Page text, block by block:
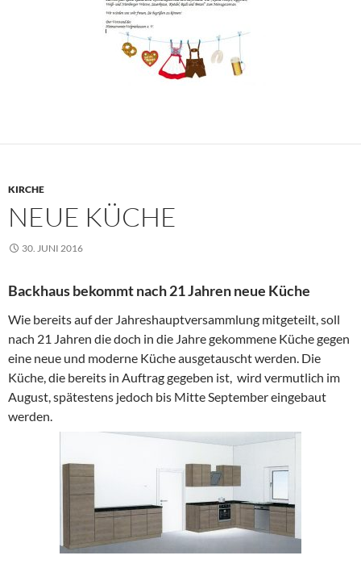
KIRCHE
NEUE KÜCHE
30. JUNI 2016
Backhaus bekommt nach 21 Jahren neue Küche
Wie bereits auf der Jahreshauptversammlung mitgeteilt, soll
nach 21 Jahren die doch in die Jahre gekommene Küche gegen
eine neue und moderne Küche ausgetauscht werden. Die
Küche, die bereits in Auftrag gegeben ist, wird vermutlich im
August, spätestens jedoch bis Mitte September eingebaut
werden.